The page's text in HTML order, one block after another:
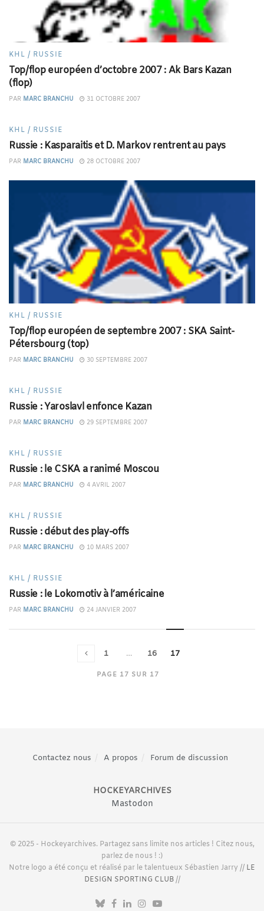
KHL / RUSSIE
Top/flop européen d’octobre 2007 : Ak Bars Kazan
(flop)
PAR MARC BRANCHU 31 OCTOBRE 2007
KHL / RUSSIE
Russie : Kasparaitis et D. Markov rentrent au pays
PAR MARC BRANCHU 28 OCTOBRE 2007
KHL / RUSSIE
Top/flop européen de septembre 2007 : SKA Saint-
Pétersbourg (top)
PAR MARC BRANCHU 30 SEPTEMBRE 2007
KHL / RUSSIE
Russie : Yaroslavl enfonce Kazan
PAR MARC BRANCHU 29 SEPTEMBRE 2007
KHL / RUSSIE
Russie : le CSKA a ranimé Moscou
PAR MARC BRANCHU 4 AVRIL 2007
KHL / RUSSIE
Russie : début des play-offs
PAR MARC BRANCHU 10 MARS 2007
KHL / RUSSIE
Russie : le Lokomotiv à l’américaine
PAR MARC BRANCHU 24 JANVIER 2007
PAGE 17 SUR 17
1 … 16 17
Contactez nous A propos Forum de discussion
HOCKEYARCHIVES
Mastodon
© 2025 - Hockeyarchives. Partagez sans limite nos articles ! Citez nous,
parlez de nous ! :)
Notre logo a été conçu et réalisé par le talentueux Sébastien Jarry // LE
DESIGN SPORTING CLUB//